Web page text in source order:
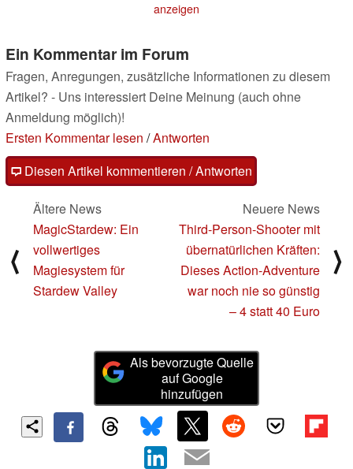
anzeigen
Ein Kommentar im Forum
Fragen, Anregungen, zusätzliche Informationen zu diesem
Artikel? - Uns interessiert Deine Meinung (auch ohne
Anmeldung möglich)!
Ersten Kommentar lesen /Antworten
Diesen Artikel kommentieren / Antworten
⟨
Ältere News
MagicStardew: Ein
vollwertiges
Magiesystem für
Stardew Valley
Neuere News
Third-Person-Shooter mit
übernatürlichen Kräften:
Dieses Action-Adventure
war noch nie so günstig
– 4 statt 40 Euro
⟩
Als bevorzugte Quelle
auf Google
hinzufügen